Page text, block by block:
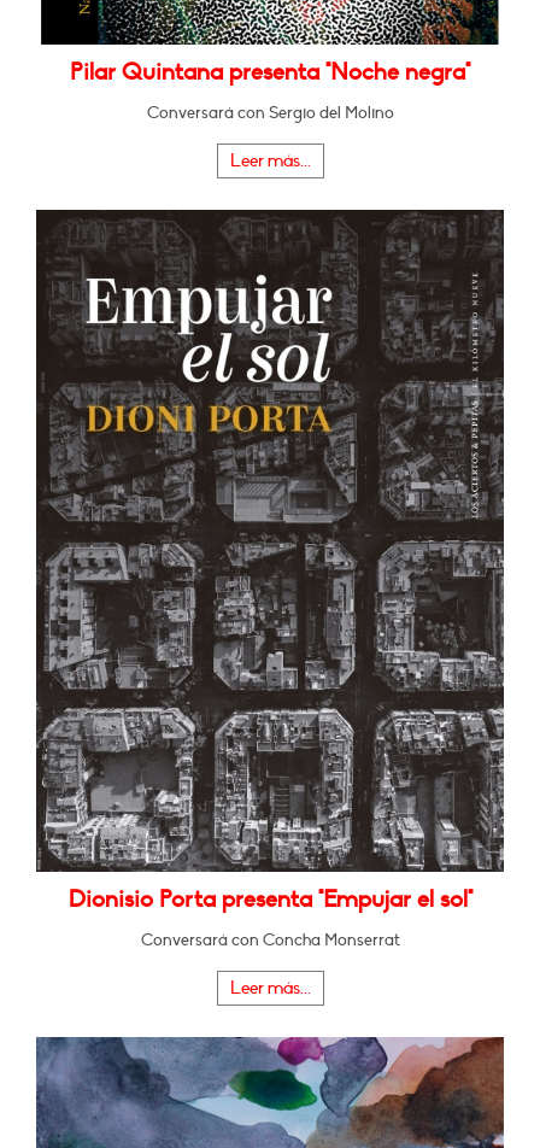
Pilar Quintana presenta "Noche negra"
Conversará con Sergio del Molino
Leer más...
Dionisio Porta presenta "Empujar el sol"
Conversará con Concha Monserrat
Leer más...